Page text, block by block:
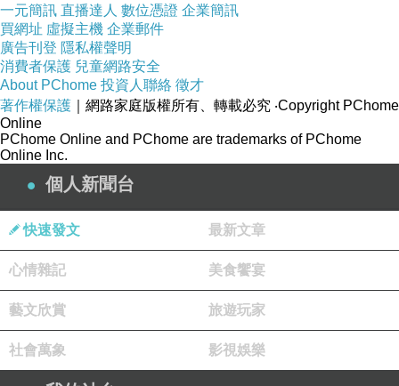
一元簡訊 直播達人 數位憑證 企業簡訊
買網址 虛擬主機 企業郵件
廣告刊登 隱私權聲明
消費者保護 兒童網路安全
About PChome 投資人聯絡 徵才
著作權保護 ｜網路家庭版權所有、轉載必究 ‧Copyright PChome
Online
PChome Online and PChome are trademarks of PChome
Online Inc.
個人新聞台
快速發文 最新文章
心情雜記 美食饗宴
藝文欣賞 旅遊玩家
社會萬象 影視娛樂